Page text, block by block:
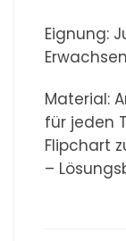
Eignung:
Material:
für jeden
Flipchart
–